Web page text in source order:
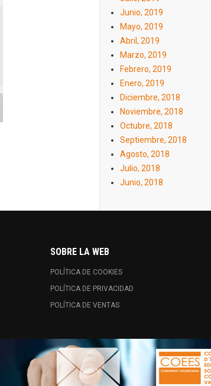
Junio, 2019
Mayo, 2019
Abril, 2019
Marzo, 2019
Febrero, 2019
Enero, 2019
Diciembre, 2018
Noviembre, 2018
Octubre, 2018
Septiembre, 2018
Agosto, 2018
Julio, 2018
Junio, 2018
SOBRE LA WEB
POLÍTICA DE COOKIES
POLÍTICA DE PRIVACIDAD
POLÍTICA DE VENTAS